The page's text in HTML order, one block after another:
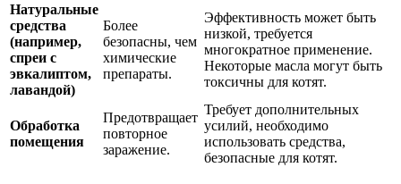
Натуральные
средства
(например,
спреи с
эвкалиптом,
лавандой)
Более
безопасны, чем
химические
препараты.
Эффективность может быть
низкой, требуется
многократное применение.
Некоторые масла могут быть
токсичны для котят.
Обработка
помещения
Предотвращает
повторное
заражение.
Требует дополнительных
усилий, необходимо
использовать средства,
безопасные для котят.